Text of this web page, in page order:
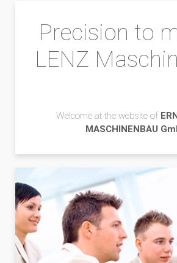
Precision to
LENZ
Welcome at the website of
MASCHINENBAU